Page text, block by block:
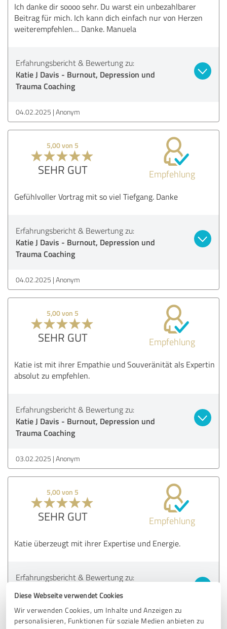
Diese Webseite verwendet Cookies
Wir verwenden Cookies, um Inhalte und Anzeigen zu
personalisieren, Funktionen für soziale Medien anbieten zu
Ich danke dir soooo sehr. Du warst ein unbezahlbarer
Beitrag für mich. Ich kann dich einfach nur von Herzen
weiterempfehlen… Danke. Manuela
Erfahrungsbericht & Bewertung zu:
Katie J Davis - Burnout, Depression und
Trauma Coaching
04.02.2025 Anonym
5,00 von 5
SEHR GUT Empfehlung
Gefühlvoller Vortrag mit so viel Tiefgang. Danke
Erfahrungsbericht & Bewertung zu:
Katie J Davis - Burnout, Depression und
Trauma Coaching
04.02.2025 Anonym
5,00 von 5
SEHR GUT Empfehlung
Katie ist mit ihrer Empathie und Souveränität als Expertin
absolut zu empfehlen.
Erfahrungsbericht & Bewertung zu:
Katie J Davis - Burnout, Depression und
Trauma Coaching
03.02.2025 Anonym
5,00 von 5
SEHR GUT Empfehlung
Katie überzeugt mit ihrer Expertise und Energie.
Erfahrungsbericht & Bewertung zu:
Trauma Coaching
03.02.2025 Anonym